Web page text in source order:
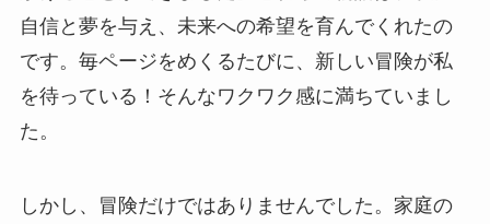
自信と夢を与え、未来への希望を育んでくれたの
です。毎ページをめくるたびに、新しい冒険が私
を待っている！そんなワクワク感に満ちていまし
た。
しかし、冒険だけではありませんでした。家庭の